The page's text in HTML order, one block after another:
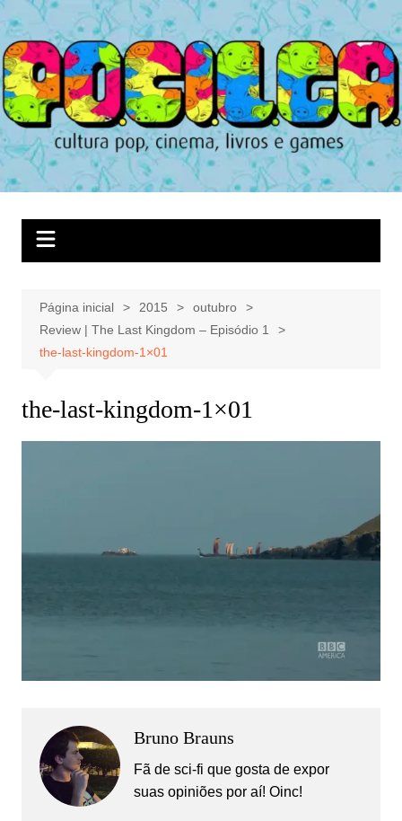
Ir
para
o
conteúdo
Página inicial 2015
outubro
Review | The Last Kingdom – Episódio 1
the-last-kingdom-1×01
the-last-kingdom-1×01
Bruno Brauns
Fã de sci-fi que gosta de expor
suas opiniões por aí! Oinc!